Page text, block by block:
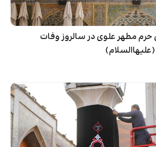
مطهر علوی در سالروز وفات